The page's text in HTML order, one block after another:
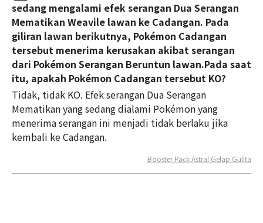
sedang mengalami efek serangan Dua Serangan
Mematikan Weavile lawan ke Cadangan. Pada
giliran lawan berikutnya, Pokémon Cadangan
tersebut menerima kerusakan akibat serangan
dari Pokémon Serangan Beruntun lawan.Pada saat
itu, apakah Pokémon Cadangan tersebut KO?
Tidak, tidak KO. Efek serangan Dua Serangan
Mematikan yang sedang dialami Pokémon yang
menerima serangan ini menjadi tidak berlaku jika
kembali ke Cadangan.
Booster Pack Astral Gelap Gulita